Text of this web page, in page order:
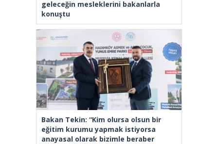
Bakan Tekin: “Kim olursa olsun bir
eğitim kurumu yapmak istiyorsa
anayasal olarak bizimle beraber
çalışmak zorundadır”